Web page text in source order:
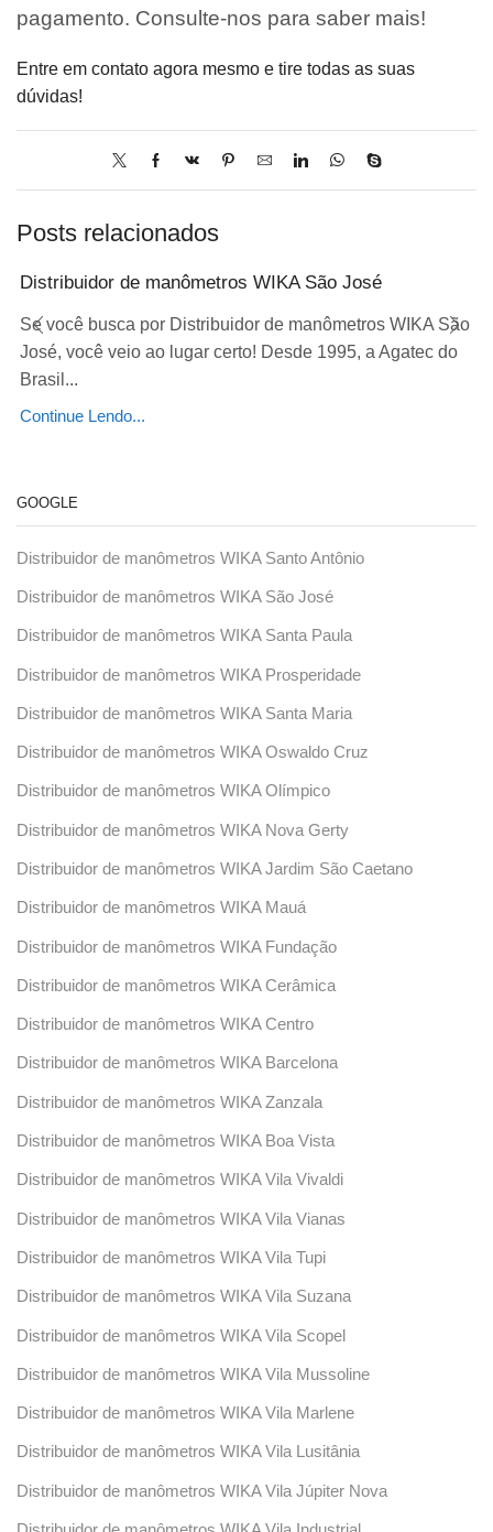
pagamento. Consulte-nos para saber mais!
Entre em contato agora mesmo e tire todas as suas
dúvidas!
Posts relacionados
Distribuidor de manômetros WIKA São José
Se você busca por Distribuidor de manômetros WIKA São
José, você veio ao lugar certo! Desde 1995, a Agatec do
Brasil...
Continue Lendo...
GOOGLE
Distribuidor de manômetros WIKA Santo Antônio
Distribuidor de manômetros WIKA São José
Distribuidor de manômetros WIKA Santa Paula
Distribuidor de manômetros WIKA Prosperidade
Distribuidor de manômetros WIKA Santa Maria
Distribuidor de manômetros WIKA Oswaldo Cruz
Distribuidor de manômetros WIKA Olímpico
Distribuidor de manômetros WIKA Nova Gerty
Distribuidor de manômetros WIKA Jardim São Caetano
Distribuidor de manômetros WIKA Mauá
Distribuidor de manômetros WIKA Fundação
Distribuidor de manômetros WIKA Cerâmica
Distribuidor de manômetros WIKA Centro
Distribuidor de manômetros WIKA Barcelona
Distribuidor de manômetros WIKA Zanzala
Distribuidor de manômetros WIKA Boa Vista
Distribuidor de manômetros WIKA Vila Vivaldi
Distribuidor de manômetros WIKA Vila Vianas
Distribuidor de manômetros WIKA Vila Tupi
Distribuidor de manômetros WIKA Vila Suzana
Distribuidor de manômetros WIKA Vila Scopel
Distribuidor de manômetros WIKA Vila Mussoline
Distribuidor de manômetros WIKA Vila Marlene
Distribuidor de manômetros WIKA Vila Lusitânia
Distribuidor de manômetros WIKA Vila Júpiter Nova